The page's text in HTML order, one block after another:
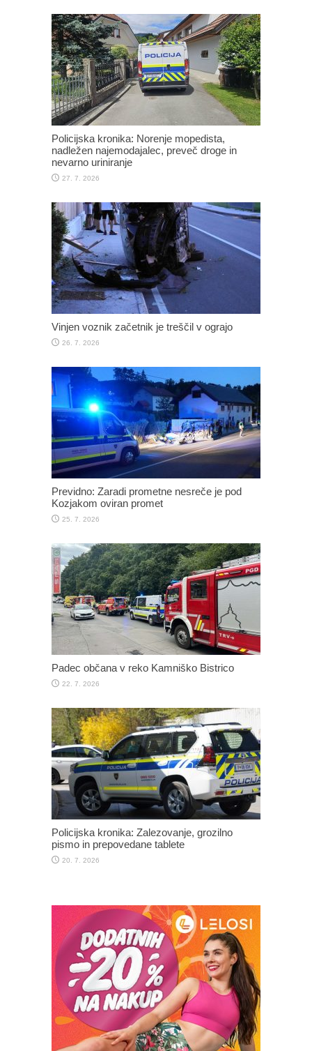
Policijska kronika: Norenje mopedista,
nadležen najemodajalec, preveč droge in
nevarno uriniranje
27. 7. 2026
Vinjen voznik začetnik je treščil v ograjo
26. 7. 2026
Previdno: Zaradi prometne nesreče je pod
Kozjakom oviran promet
25. 7. 2026
Padec občana v reko Kamniško Bistrico
22. 7. 2026
Policijska kronika: Zalezovanje, grozilno
pismo in prepovedane tablete
20. 7. 2026